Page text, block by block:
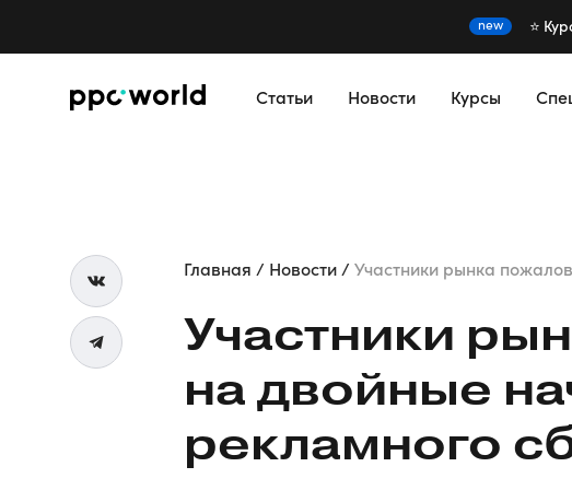
new ⭐️
Статьи Новости Курсы
Главная Новости Участники рынка
Участники
на двойные
рекламного